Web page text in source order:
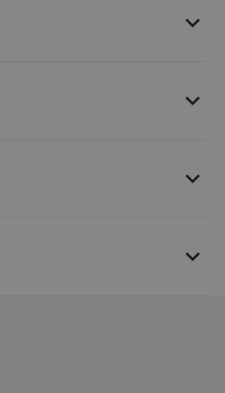



